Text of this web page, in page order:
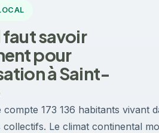
faut savoir
pour
à Saint-
compte 173 136 habitants vivant
collectifs. Le climat continental